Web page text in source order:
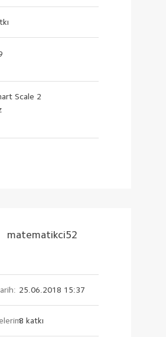
Scale 2
matematikci52
25.06.2018 15:37
8 katkı